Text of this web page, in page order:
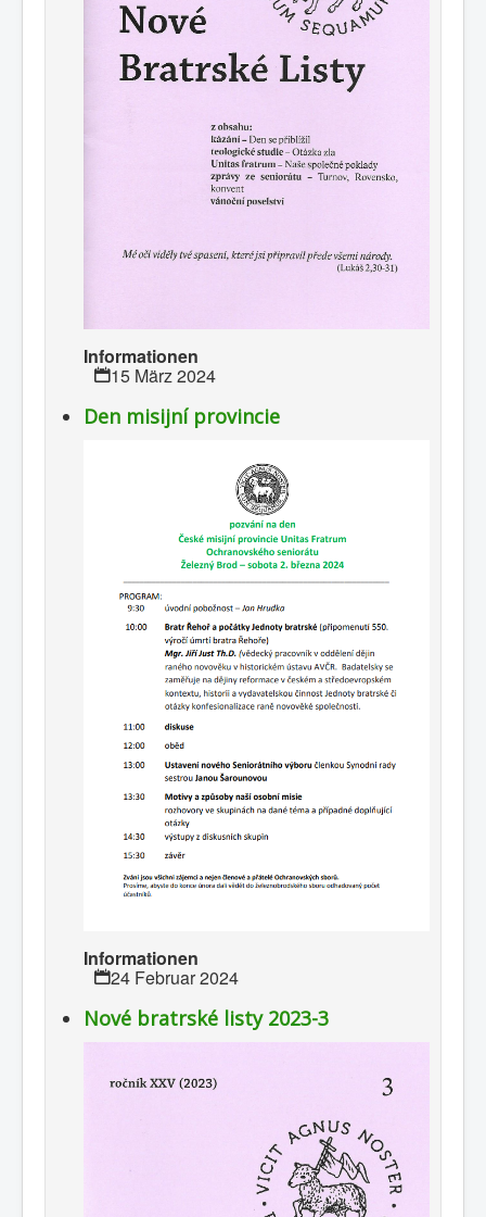
Informationen
15 März 2024
Den misijní provincie
Informationen
24 Februar 2024
Nové bratrské listy 2023-3